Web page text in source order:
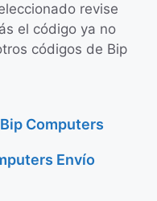
revise
el código ya no
códigos de Bip
Computers
Envío